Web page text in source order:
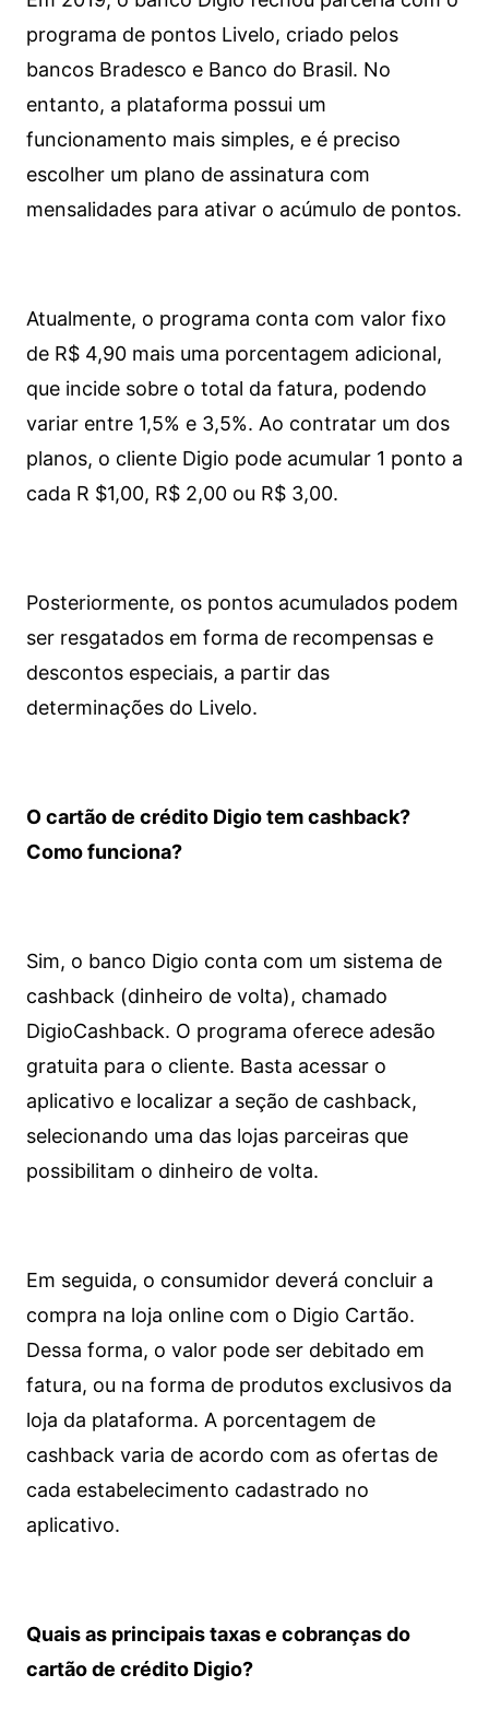
programa de pontos Livelo, criado pelos
bancos Bradesco e Banco do Brasil. No
entanto, a plataforma possui um
funcionamento mais simples, e é preciso
escolher um plano de assinatura com
mensalidades para ativar o acúmulo de pontos.
Atualmente, o programa conta com valor fixo
de R$ 4,90 mais uma porcentagem adicional,
que incide sobre o total da fatura, podendo
variar entre 1,5% e 3,5%. Ao contratar um dos
planos, o cliente Digio pode acumular 1 ponto a
cada R $1,00, R$ 2,00 ou R$ 3,00.
Posteriormente, os pontos acumulados podem
ser resgatados em forma de recompensas e
descontos especiais, a partir das
determinações do Livelo.
O cartão de crédito Digio tem cashback?
Como funciona?
Sim, o banco Digio conta com um sistema de
cashback (dinheiro de volta), chamado
DigioCashback. O programa oferece adesão
gratuita para o cliente. Basta acessar o
aplicativo e localizar a seção de cashback,
selecionando uma das lojas parceiras que
possibilitam o dinheiro de volta.
Em seguida, o consumidor deverá concluir a
compra na loja online com o Digio Cartão.
Dessa forma, o valor pode ser debitado em
fatura, ou na forma de produtos exclusivos da
loja da plataforma. A porcentagem de
cashback varia de acordo com as ofertas de
cada estabelecimento cadastrado no
aplicativo.
Quais as principais taxas e cobranças do
cartão de crédito Digio?